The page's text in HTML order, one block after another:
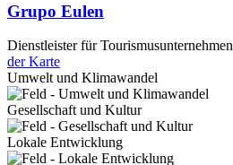
Grupo Eulen
Dienstleister für Tourismusunternehmen
der Karte
Umwelt und Klimawandel
Gesellschaft und Kultur
Lokale Entwicklung